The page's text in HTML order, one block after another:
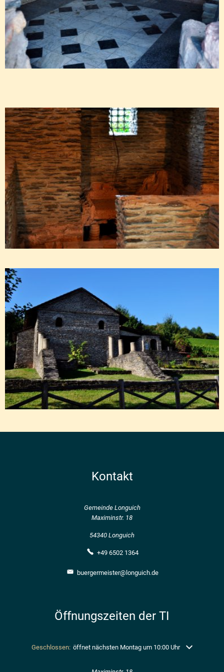
Kontakt
Gemeinde Longuich
Maximinstr. 18
54340 Longuich
+49 6502 1364
buergermeister@longuich.de
Öffnungszeiten der TI
Klicken, um weitere Öffnungs- oder Schließzeiten auszublenden
Geschlossen: öffnet nächsten Montag um 10:00 Uhr